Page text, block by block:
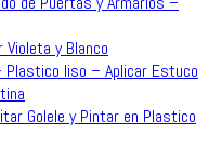
Violeta y Blanco
Plastico liso – Aplicar Estuco
Golele y Pintar en Plastico